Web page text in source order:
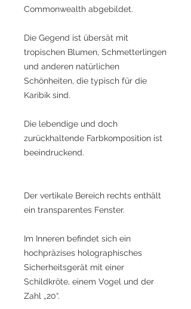
Commonwealth abgebildet.
Die Gegend ist übersät mit
tropischen Blumen, Schmetterlingen
und anderen natürlichen
Schönheiten, die typisch für die
Karibik sind.
Die lebendige und doch
zurückhaltende Farbkomposition ist
beeindruckend.
Der vertikale Bereich rechts enthält
ein transparentes Fenster.
Im Inneren befindet sich ein
hochpräzises holographisches
Sicherheitsgerät mit einer
Schildkröte, einem Vogel und der
Zahl „20“.